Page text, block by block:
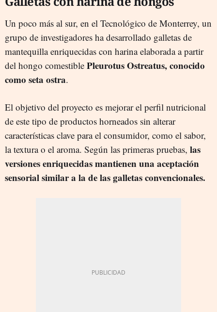
Un poco más al sur, en el Tecnológico de Monterrey, un
grupo de investigadores ha desarrollado galletas de
mantequilla enriquecidas con harina elaborada a partir
del hongo comestible PleurotusOstreatus, conocido
como seta ostra.
El objetivo del proyecto es mejorar el perfil nutricional
de este tipo de productos horneados sin alterar
características clave para el consumidor, como el sabor,
la textura o el aroma. Según las primeras pruebas, las
versiones enriquecidas mantienen una aceptación
sensorial similar a la de las galletas convencionales.